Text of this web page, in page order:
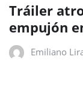
Tráiler
empujón
Emiliano